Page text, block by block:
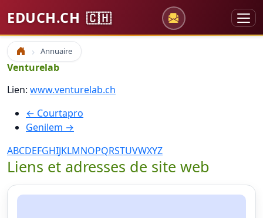
EDUCH.CH 🇨🇭
Accueil Annuaire
Venturelab
Lien: www.venturelab.ch
← Courtapro
Genilem →
ABCDEFGHIJKLMNOPQRSTUVWXYZ
Liens et adresses de site web